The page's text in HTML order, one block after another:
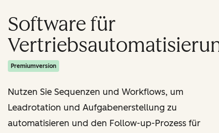
Software für
Premiumversion
Nutzen Sie Sequenzen und Workflows, um
Leadrotation und Aufgabenerstellung zu
automatisieren und den Follow-up-Prozess für